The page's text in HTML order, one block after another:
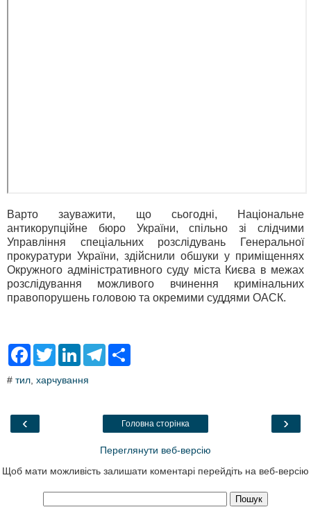
Варто зауважити, що сьогодні, Національне
антикорупційне бюро України, спільно зі слідчими
Управління спеціальних розслідувань Генеральної
прокуратури України, здійснили обшуки у приміщеннях
Окружного адміністративного суду міста Києва в межах
розслідування можливого вчинення кримінальних
правопорушень головою та окремими суддями ОАСК.
F
e
o
T
t
L
k
T
a
# тил, харчування
‹ ›
Головна сторінка
Переглянути веб-версію
Щоб мати можливість залишати коментарі перейдіть на веб-версію